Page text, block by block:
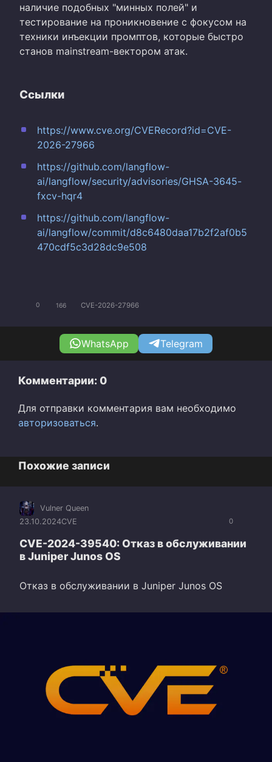
наличие подобных "минных полей" и
тестирование на проникновение с фокусом на
техники инъекции промптов, которые быстро
станов mainstream-вектором атак.
Ссылки
https://www.cve.org/CVERecord?id=CVE-
2026-27966
https://github.com/langflow-
ai/langflow/security/advisories/GHSA-3645-
fxcv-hqr4
https://github.com/langflow-
ai/langflow/commit/d8c6480daa17b2f2af0b5
470cdf5c3d28dc9e508
0 166 CVE-2026-27966 ​
WhatsApp Telegram
Комментарии: 0
Для отправки комментария вам необходимо
авторизоваться.
Похожие записи
0
Vulner Queen
23.10.2024CVE
CVE-2024-39540: Отказ в обслуживании
в Juniper Junos OS
Отказ в обслуживании в Juniper Junos OS